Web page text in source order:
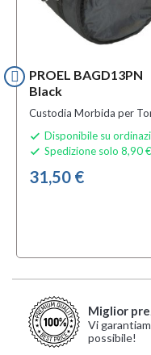
PROEL BAGD13PN
Black
Custodia Morbida per
 Disponibile su
 Spedizione solo 8,90 €
31,50 €
Miglior
Vi
possibile!